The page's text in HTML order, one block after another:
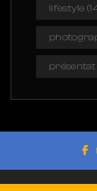
lifestyle